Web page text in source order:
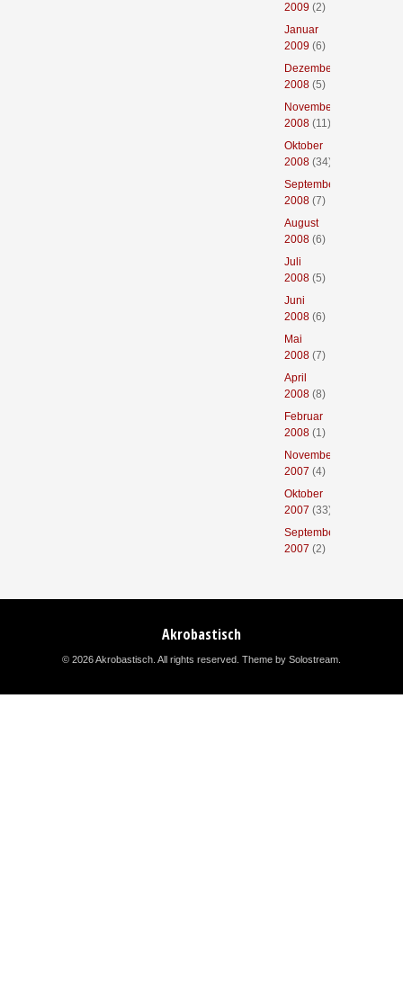
2009 (2)
Januar
2009 (6)
Dezember
2008(5)
November
2008(11)
Oktober
2008(34)
September
2008(7)
August
2008(6)
Juli
2008(5)
Juni
2008(6)
Mai
2008(7)
April
2008(8)
Februar
2008(1)
November
2007 (4)
Oktober
2007 (33)
September
2007 (2)
Akrobastisch
© 2026 Akrobastisch. All rights reserved. Theme by Solostream